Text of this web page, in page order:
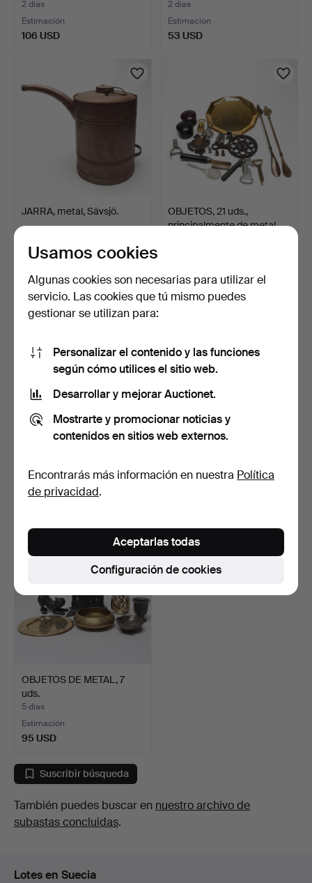
ARQUITECTÓNICA, …
2 días
Estimación
106 USD
2 días
Estimación
53 USD
JARRA, metal, Sävsjö.
Estimación
OBJETOS, 21 uds.,
principalmente de metal.
4 días
Estimación
4 días
OBJETOS DE METAL, 7
uds.
5 días
Estimación
95 USD
Suscribir búsqueda
También puedes buscar en nuestro archivo de
subastas concluidas.
Lotes en Suecia
Usamos cookies
Algunas cookies son necesarias para utilizar el
servicio. Las cookies que tú mismo puedes
gestionar se utilizan para:
Personalizar el contenido y las funciones
según cómo utilices el sitio web.
Desarrollar y mejorar Auctionet.
Mostrarte y promocionar noticias y
contenidos en sitios web externos.
Encontrarás más información en nuestra Política
de privacidad.
Configuración de cookies
Aceptarlas todas